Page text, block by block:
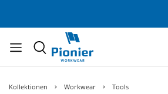
Kollektionen Workwear Tools